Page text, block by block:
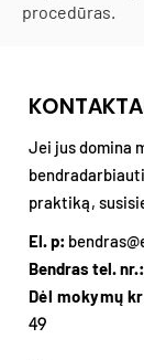
procedūras.
Jei jus domina
praktiką,
El. p:
Bendras tel. nr.:
Dėl mokymų
49